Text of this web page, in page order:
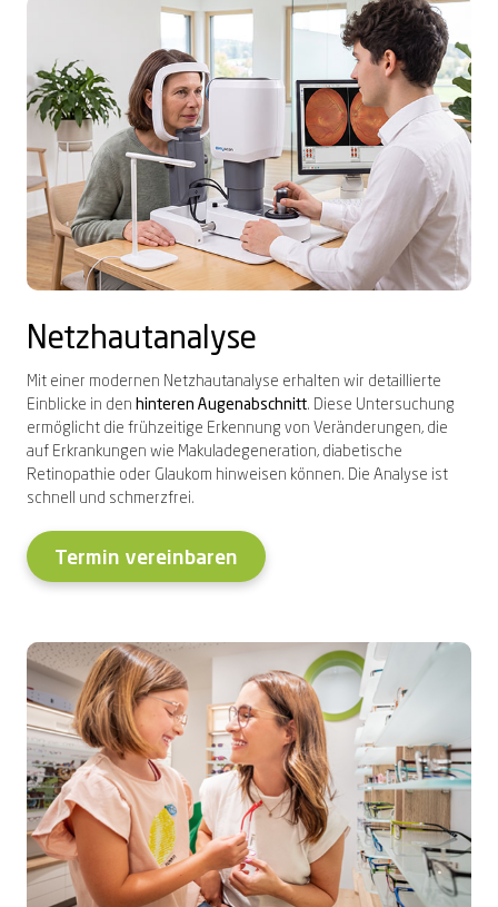
Netzhautanalyse
Mit einer modernen Netzhautanalyse erhalten wir detaillierte
Einblicke in den hinteren Augenabschnitt. Diese Untersuchung
ermöglicht die frühzeitige Erkennung von Veränderungen, die
auf Erkrankungen wie Makuladegeneration, diabetische
Retinopathie oder Glaukom hinweisen können. Die Analyse ist
schnell und schmerzfrei.
Termin vereinbaren